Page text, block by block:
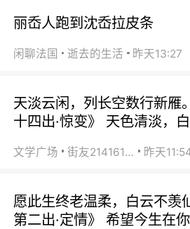
丽岙人跑到沈岙拉皮条
闲聊法国 逝去的生活 昨天13:27
天淡云闲，列长空数行新雁
十四出·惊变》 天色清淡，
文学广场 街友21416156 昨天
愿此生终老温柔，白云不羡
第二出·定情》 希望今生在